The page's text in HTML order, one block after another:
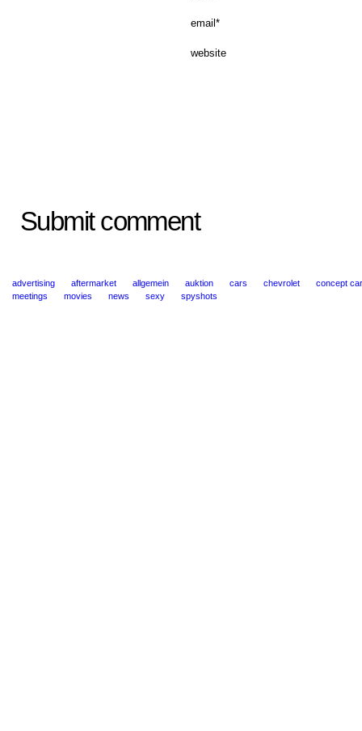
email*
website
Submit comment
advertising aftermarket allgemein auktion cars chevrolet
concept
meetings
movies news sexy spyshots